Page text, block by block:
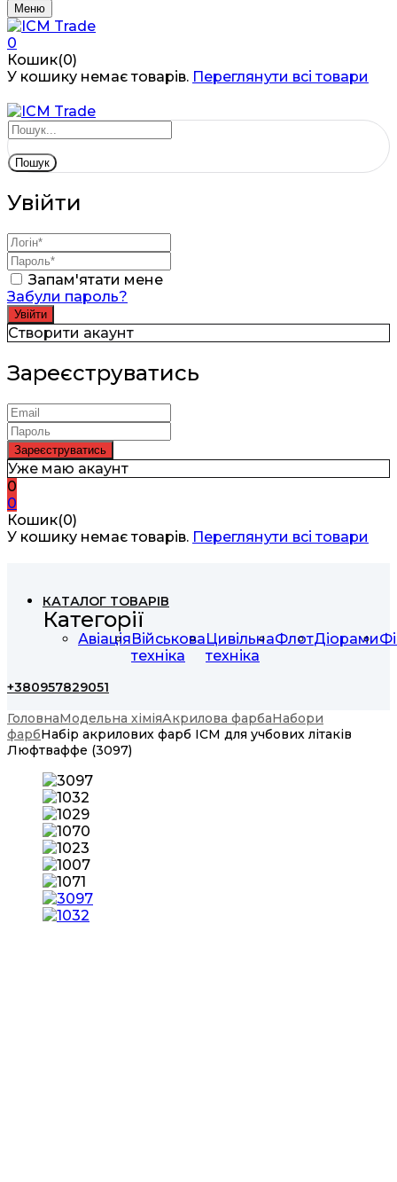
Меню
0
Кошик(0)
У кошику немає товарів. Переглянути всі товари
Пошук
Увійти
Запам'ятати мене
Забули пароль?
Створити акаунт
Зареєструватись
Уже маю акаунт
0
0
Кошик(0)
У кошику немає товарів. Переглянути всі товари
КАТАЛОГ ТОВАРІВ
Категорії
АвіаціяВійськова
техніка
Цивільна
техніка
ФлотДіорами
+380957829051
ГоловнаМодельна хіміяАкрилова фарбаНабори
фарбНабір акрилових фарб ICM для учбових літаків
Люфтваффе (3097)